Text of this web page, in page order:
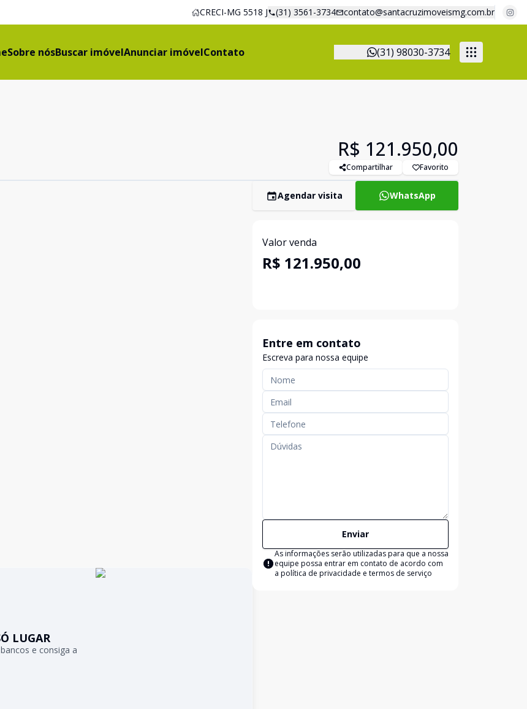
CRECI-MG 5518 J (31) 3561-3734 contato@santacruzimoveismg.com.br
Sobre nósBuscar imóvelAnunciar imóvelContato (31) 98030-3734
R$ 121.950,00
Compartilhar Favorito
LUGAR
e consiga a
Agendar visita WhatsApp
Valor venda
R$ 121.950,00
Entre em contato
Escreva para nossa equipe
Enviar
As informações serão utilizadas para que a nossa
equipe possa entrar em contato de acordo com
a política de privacidade e termos de serviço